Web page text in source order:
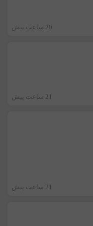
20 ساعت پیش
21 ساعت پیش
21 ساعت پیش